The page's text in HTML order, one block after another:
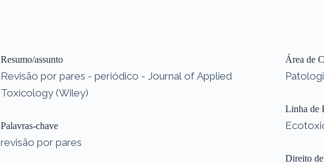
Resumo/assunto
Revisão por pares - periódico - Journal of Applied
Toxicology (Wiley)
Palavras-chave
revisão por pares
Área de
Linha de
Direito